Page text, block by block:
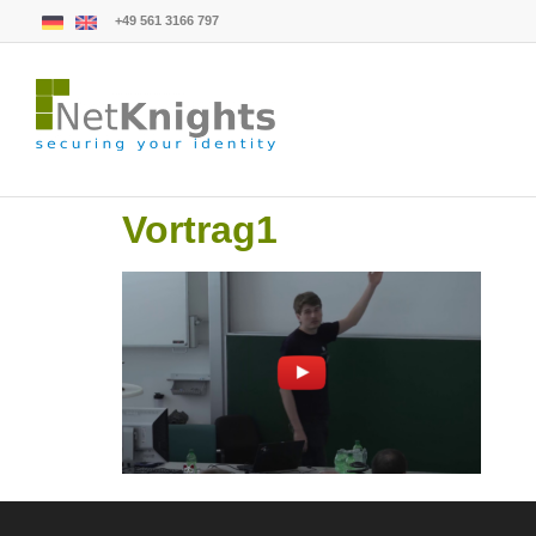
+49 561 3166 797
Vortrag1